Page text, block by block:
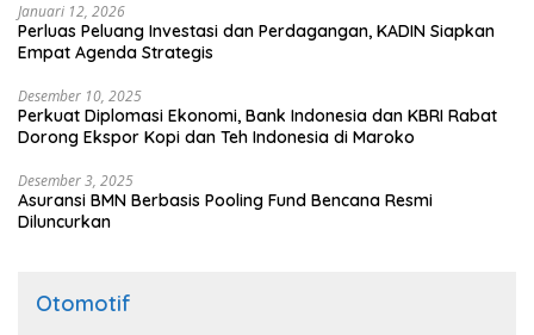
Januari 12, 2026
Perluas Peluang Investasi dan Perdagangan, KADIN Siapkan
Empat Agenda Strategis
Desember 10, 2025
Perkuat Diplomasi Ekonomi, Bank Indonesia dan KBRI Rabat
Dorong Ekspor Kopi dan Teh Indonesia di Maroko
Desember 3, 2025
Asuransi BMN Berbasis Pooling Fund Bencana Resmi
Diluncurkan
Otomotif